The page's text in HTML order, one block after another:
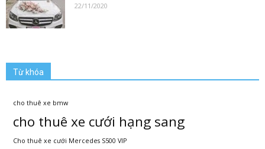
22/11/2020
Từ khóa
cho thuê xe bmw
cho thuê xe cưới hạng sang
Cho thuê xe cưới Mercedes S500 VIP